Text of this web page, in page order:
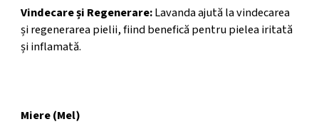
Vindecare și Regenerare:Lavanda ajută la vindecarea
și regenerarea pielii, fiind benefică pentru pielea iritată
și inflamată.
Miere (Mel)